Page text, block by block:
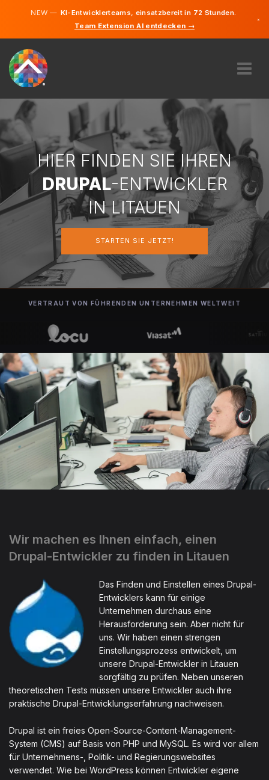
NEW —KI-Entwicklerteams, einsatzbereit in 72 Stunden.
Team Extension AI entdecken →
×
ÜBER UNS
EXPERTISE
WIE FUNKTIONIERT ES?
KARRIERE
FINDEN
LITAUEN
STARTEN SIE JETZT
Englisch
HIER FINDEN SIE IHREN
DRUPAL-ENTWICKLER
IN LITAUEN
STARTEN SIE JETZT!
VERTRAUT VON FÜHRENDEN UNTERNEHMEN WELTWEIT
Wir machen es Ihnen einfach, einen
Drupal-Entwickler zu finden in Litauen
Das Finden und Einstellen eines Drupal-
Entwicklers kann für einige
Unternehmen durchaus eine
Herausforderung sein. Aber nicht für
uns. Wir haben einen strengen
Einstellungsprozess entwickelt, um
unsere Drupal-Entwickler in Litauen
sorgfältig zu prüfen. Neben unseren
theoretischen Tests müssen unsere Entwickler auch ihre
praktische Drupal-Entwicklungserfahrung nachweisen.
Drupal ist ein freies Open-Source-Content-Management-
System (CMS) auf Basis von PHP und MySQL. Es wird vor allem
für Unternehmens-, Politik- und Regierungswebsites
verwendet. Wie bei WordPress können Entwickler eigene